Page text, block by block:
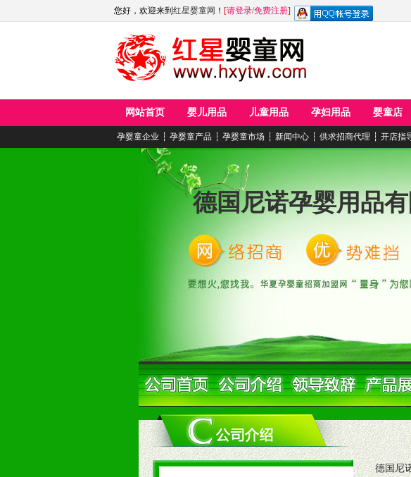
您好，欢迎来到 红星婴童网 ！ [请登录/免费注册]
网站首页 婴儿用品 儿童用品 孕妇用品 婴童店
孕婴童企业 ┆ 孕婴童产品 ┆ 孕婴童市场 ┆ 新闻中心 ┆ 供求招商代理 ┆ 开店指
德国尼诺孕婴用品
德国尼诺